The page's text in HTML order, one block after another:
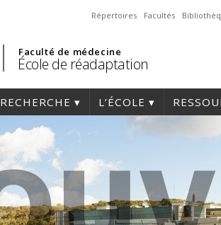
Répertoires Facultés
Faculté de médecine
École de réadaptation
RECHERCHE L’ÉCOLE